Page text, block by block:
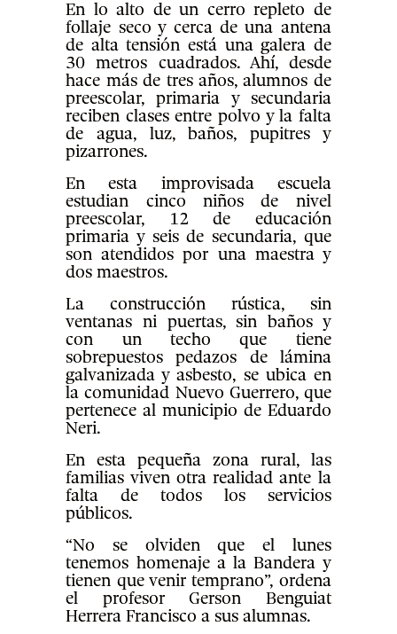
En lo alto de un cerro repleto de
follaje seco y cerca de una antena
de alta tensión está una galera de
30 metros cuadrados. Ahí, desde
hace más de tres años, alumnos de
preescolar, primaria y secundaria
reciben clases entre polvo y la falta
de agua, luz, baños, pupitres y
pizarrones.
En esta improvisada escuela
estudian cinco niños de nivel
preescolar, 12 de educación
primaria y seis de secundaria, que
son atendidos por una maestra y
dos maestros.
La construcción rústica, sin
ventanas ni puertas, sin baños y
con un techo que tiene
sobrepuestos pedazos de lámina
galvanizada y asbesto, se ubica en
la comunidad Nuevo Guerrero, que
pertenece al municipio de Eduardo
Neri.
En esta pequeña zona rural, las
familias viven otra realidad ante la
falta de todos los servicios
públicos.
“No se olviden que el lunes
tenemos homenaje a la Bandera y
tienen que venir temprano”, ordena
el profesor Gerson Benguiat
Herrera Francisco a sus alumnas.